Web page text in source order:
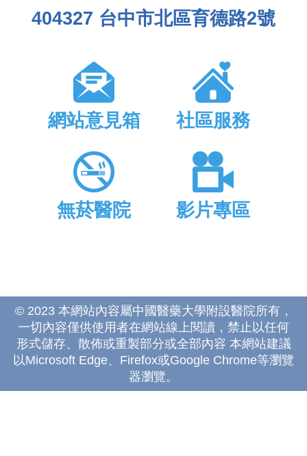
404327 台中市北區育德路2號
網站意見箱 社區服務
無菸醫院 影片專區
© 2023 本網站內容屬中國醫藥大學附設醫院所有，
一切內容僅供使用者在網站線上閱讀，禁止以任何
形式儲存、散佈或重製部分或全部內容 本網站建議
以Microsoft Edge、Firefox或Google Chrome等瀏覽
器瀏覽。